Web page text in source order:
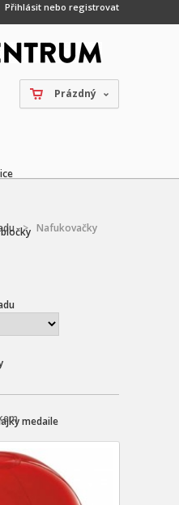
Přihlásit nebo registrovat
Prázdný
medaile
> Nafukovačky